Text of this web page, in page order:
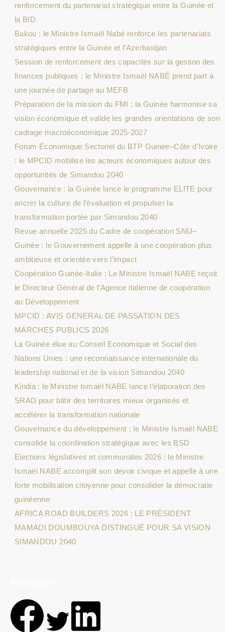
renforcement du partenariat stratégique entre la Guinée et
la BID
Bakou : le Ministre Ismaël Nabé renforce les partenariats
stratégiques entre la Guinée et l’Azerbaïdjan
Session de renforcement des capacités sur la gestion des
finances publiques : le Ministre Ismaël NABÉ prend part à
une journée de partage au MEFB
Préparation de la mission du FMI : la Guinée harmonise sa
vision économique et valide les grandes orientations de son
cadrage macroéconomique 2025-2027
Forum Économique Sectoriel du BTP Guinée–Côte d’Ivoire
: le MPCID mobilise les acteurs économiques autour des
opportunités de Simandou 2040
Gouvernance : la Guinée lance le programme ELITE pour
ancrer la culture de l’évaluation et propulser la
transformation portée par Simandou 2040
Revue annuelle 2025 du Cadre de coopération SNU–
Guinée : le Gouvernement appelle à une coopération plus
ambitieuse et orientée vers l’impact
Coopération Guinée-Italie : Le Ministre Ismaël NABE reçoit
le Directeur Général de l’Agence italienne de coopération
au Développement
MPCID : AVIS GENERAL DE PASSATION DES
MARCHES PUBLICS 2026
La Guinée élue au Conseil Economique et Social des
Nations Unies : une reconnaissance internationale du
leadership national et de la vision Simandou 2040
Kindia : le Ministre Ismaël NABE lance l’élaboration des
SRAD pour bâtir des territoires mieux organisés et
accélérer la transformation nationale
Gouvernance du développement : le Ministre Ismaël NABE
consolide la coordination stratégique avec les BSD
Elections législatives et communales 2026 : le Ministre
Ismaël NABE accomplit son devoir civique et appelle à une
forte mobilisation citoyenne pour consolider la démocratie
guinéenne
AFRICA ROAD BUILDERS 2026 : LE PRÉSIDENT
MAMADI DOUMBOUYA DISTINGUÉ POUR SA VISION
SIMANDOU 2040